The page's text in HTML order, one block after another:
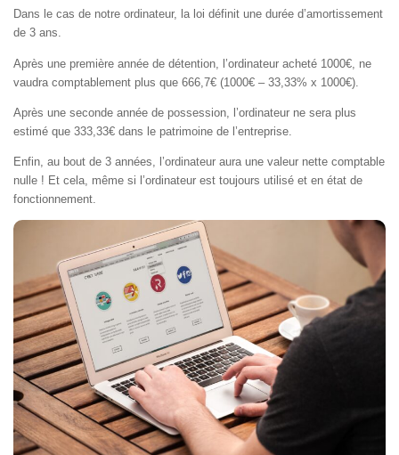
Dans le cas de notre ordinateur, la loi définit une durée d’amortissement
de 3 ans.
Après une première année de détention, l’ordinateur acheté 1000€, ne
vaudra comptablement plus que 666,7€ (1000€ – 33,33% x 1000€).
Après une seconde année de possession, l’ordinateur ne sera plus
estimé que 333,33€ dans le patrimoine de l’entreprise.
Enfin, au bout de 3 années, l’ordinateur aura une valeur nette comptable
nulle ! Et cela, même si l’ordinateur est toujours utilisé et en état de
fonctionnement.